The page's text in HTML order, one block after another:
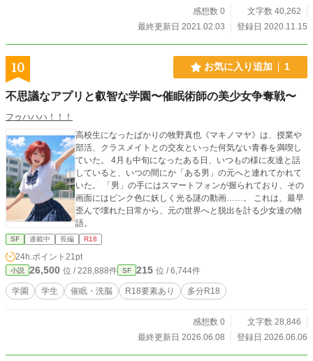
感想数 0
文字数 40,262
最終更新日 2021.02.03
登録日 2020.11.15
10 お気に入り追加 1
不思議なアプリと叡智な学園〜催眠術師の美少女争奪戦〜
フゥハハハ！！！
高校生になったばかりの牧野真也《マキノマヤ》は、授業や
部活、クラスメイトとの交友といった何気ない青春を満喫し
ていた。 4月も中旬になったある日、いつもの様に友達と話
していると、いつの間にか「ある男」の元へと連れてかれて
いた。 「男」の手にはスマートフォンが握られており、その
画面にはピンク色に妖しく光る謎の動画……。 これは、最早
歪んで壊れた日常から、元の世界へと脱出を計る少女達の物
語。
SF 連載中 長編 R18
24h.ポイント 21pt
小説 26,500 位 / 228,888件 SF 215 位 / 6,744件
学園 学生 催眠・洗脳 R18要素あり 多分R18
感想数 0
文字数 28,846
最終更新日 2026.06.08
登録日 2026.06.06